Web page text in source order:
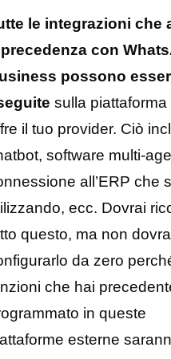
migrazione non
indietro. Chat,
non possono
nuovo account.
configurare tutto
le impostazioni,
più recuperare
I messaggi che
processo di
salvati nel cloud e li